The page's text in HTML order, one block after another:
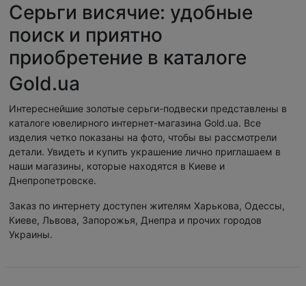
Серьги висячие: удобные
поиск и приятно
приобретение в каталоге
Gold.ua
Интереснейшие золотые серьги-подвески представлены в
каталоге ювелирного интернет-магазина Gold.ua. Все
изделия четко показаны на фото, чтобы вы рассмотрели
детали. Увидеть и купить украшение лично приглашаем в
наши магазины, которые находятся в Киеве и
Днепропетровске.
Заказ по интернету доступен жителям Харькова, Одессы,
Киеве, Львова, Запорожья, Днепра и прочих городов
Украины.